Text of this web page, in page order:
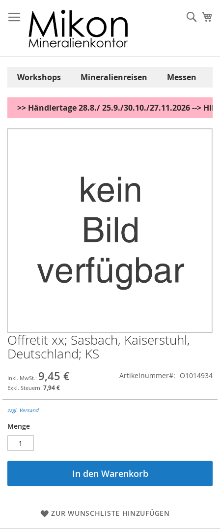
Inhalt
springen
Workshops Mineralienreisen Messen
>> Händlertage 28.8./ 25.9./30.10./27.11.2026 -->
Zum
Zum
Anfang
der
springen
Offretit xx; Sasbach, Kaiserstuhl,
Deutschland; KS
9,45 €
7,94 €
Artikelnummer O1014934
zzgl. Versand
Menge
In den Warenkorb
ZUR WUNSCHLISTE HINZUFÜGEN